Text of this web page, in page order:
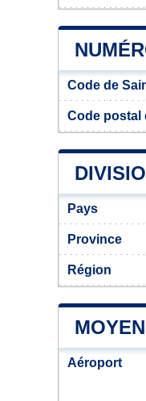
Code de
Code postal
Pays
Province
Région
Aéroport